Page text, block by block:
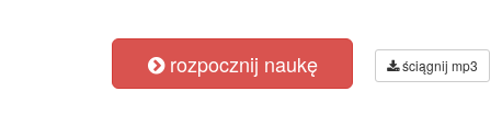
rozpocznij naukę ściągnij mp3